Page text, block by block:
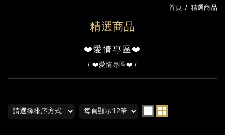
精選商品
首頁 精選商品
❤️愛情專區❤️
❤️愛情專區❤️